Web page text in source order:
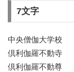
7文字
中央僧伽大学校
倶利伽羅不動寺
倶利伽羅不動尊